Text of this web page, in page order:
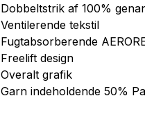
Dobbeltstrik af 100%
Ventilerende tekstil
Fugtabsorberende
Freelift design
Overalt grafik
Garn indeholdende 50%